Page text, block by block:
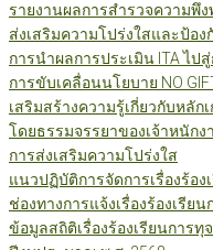
รายงานผลการสำรวจความพึง
ส่งเสริมความโปร่งใสและป้อง
การนำผลการประเมิน ITA ไป
การขับเคลื่อนนโยบาย NO
เสริมสร้างความรู้เกี่ยวกับหลั
โดยธรรมจรรยาของเจ้าหนักง
การส่งเสริมความโปร่งใส
แนวปฏิบัติการจัดการเรื่องร้อ
ช่องทางการแจ้งเรื่องร้องเรี
ข้อมูลสถิติเรื่องร้องเรียนการ